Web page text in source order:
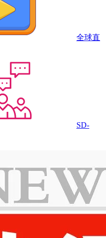
全球直
SD-